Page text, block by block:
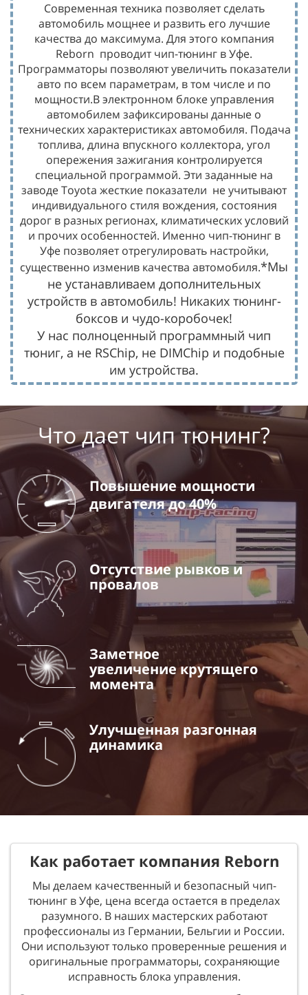
Современная техника позволяет сделать
автомобиль мощнее и развить его лучшие
качества до максимума. Для этого компания
Reborn проводит чип-тюнинг в Уфе.
Программаторы позволяют увеличить показатели
авто по всем параметрам, в том числе и по
мощности.В электронном блоке управления
автомобилем зафиксированы данные о
технических характеристиках автомобиля. Подача
топлива, длина впускного коллектора, угол
опережения зажигания контролируется
специальной программой. Эти заданные на
заводе Toyota жесткие показатели не учитывают
индивидуального стиля вождения, состояния
дорог в разных регионах, климатических условий
и прочих особенностей. Именно чип-тюнинг в
Уфе позволяет отрегулировать настройки,
существенно изменив качества автомобиля.*Мы
не устанавливаем дополнительных
устройств в автомобиль! Никаких тюнинг-
боксов и чудо-коробочек!
У нас полноценный программный чип
тюниг, а не RSChip, не DIMChip и подобные
им устройства.
Что дает чип тюнинг?
Повышение мощности
двигателя до 40%
Отсутствие рывкови
провалов
Заметное
увеличениекрутящего
момента
Улучшенная разгонная
динамика
Как работает компания Reborn
Мы делаем качественный и безопасный чип-
тюнинг в Уфе, цена всегда остается в пределах
разумного. В наших мастерских работают
профессионалы из Германии, Бельгии и России.
Они используют только проверенные решения и
оригинальные программаторы, сохраняющие
исправность блока управления.